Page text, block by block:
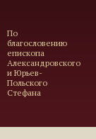
По
благословению
епископа
Александровского
и Юрьев-
Польского
Стефана